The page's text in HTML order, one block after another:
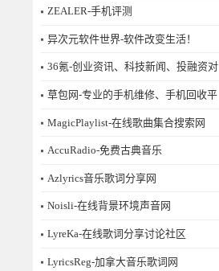
ZEALER-手机评测
异次元软件世界-软件改变生活！
36氪-创业资讯、科技新闻、投融资对
草包网-专业的手机维修、手机回收平
MagicPlaylist-在线歌曲集合搜索网
AccuRadio-免费古典音乐
Azlyrics音乐歌词分享网
Noisli-在线背景环境声音网
LyreKa-在线歌词分享讨论社区
LyricsReg-加拿大音乐歌词网